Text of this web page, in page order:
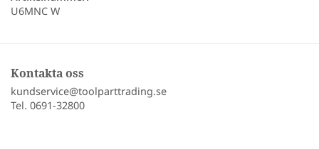
U6MNC W
Kontakta oss
kundservice@toolparttrading.se
Tel. 0691-32800